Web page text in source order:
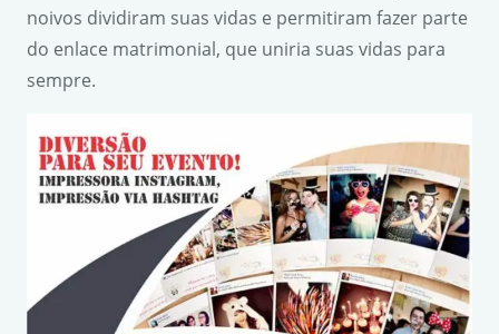
noivos dividiram suas vidas e permitiram fazer parte
do enlace matrimonial, que uniria suas vidas para
sempre.